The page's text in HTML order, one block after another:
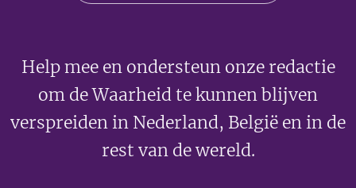
Help mee en ondersteun onze redactie
om de Waarheid te kunnen blijven
verspreiden in Nederland, België en in de
rest van de wereld.